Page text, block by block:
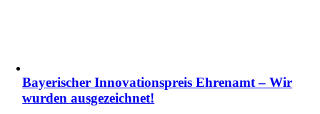
Bayerischer Innovationspreis Ehrenamt – Wir
wurden ausgezeichnet!